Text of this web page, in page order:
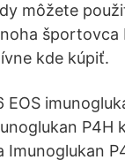
môžete
športovca
kde kúpiť.
EOS
P4H
Imunoglukan